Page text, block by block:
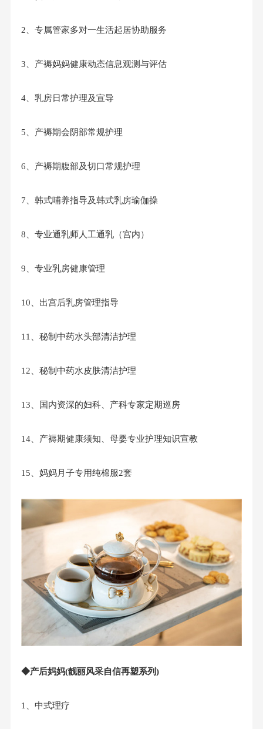
2、专属管家多对一生活起居协助服务
3、产褥妈妈健康动态信息观测与评估
4、乳房日常护理及宣导
5、产褥期会阴部常规护理
6、产褥期腹部及切口常规护理
7、韩式哺养指导及韩式乳房瑜伽操
8、专业通乳师人工通乳（宫内）
9、专业乳房健康管理
10、出宫后乳房管理指导
11、秘制中药水头部清洁护理
12、秘制中药水皮肤清洁护理
13、国内资深的妇科、产科专家定期巡房
14、产褥期健康须知、母婴专业护理知识宣教
15、妈妈月子专用纯棉服2套
◆产后妈妈(靓丽风采自信再塑系列)
1、中式理疗